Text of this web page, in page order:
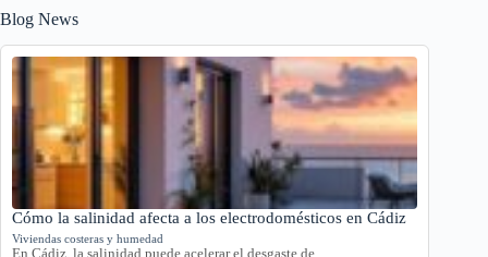
Blog News
Cómo la salinidad afecta a los electrodomésticos en Cádiz
Viviendas costeras y humedad
En Cádiz, la salinidad puede acelerar el desgaste de